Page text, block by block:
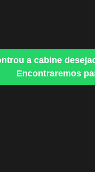
a cabine
Encontraremos